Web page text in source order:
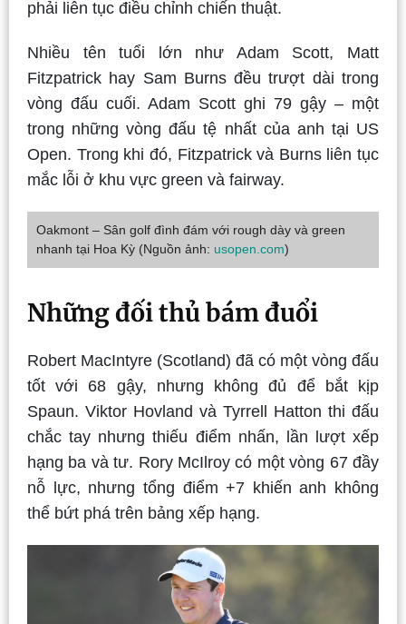
phải liên tục điều chỉnh chiến thuật.
Nhiều tên tuổi lớn như Adam Scott, Matt
Fitzpatrick hay Sam Burns đều trượt dài trong
vòng đấu cuối. Adam Scott ghi 79 gậy – một
trong những vòng đấu tệ nhất của anh tại US
Open. Trong khi đó, Fitzpatrick và Burns liên tục
mắc lỗi ở khu vực green và fairway.
Oakmont – Sân golf đình đám với rough dày và green
nhanh tại Hoa Kỳ (Nguồn ảnh: usopen.com)
Những đối thủ bám đuổi
Robert MacIntyre (Scotland) đã có một vòng đấu
tốt với 68 gậy, nhưng không đủ để bắt kịp
Spaun. Viktor Hovland và Tyrrell Hatton thi đấu
chắc tay nhưng thiếu điểm nhấn, lần lượt xếp
hạng ba và tư. Rory McIlroy có một vòng 67 đầy
nỗ lực, nhưng tổng điểm +7 khiến anh không
thể bứt phá trên bảng xếp hạng.